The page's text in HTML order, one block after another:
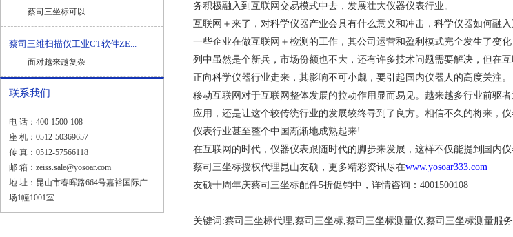
蔡司三坐标可以
蔡司三维扫描仪工业CT软件ZE...
面对越来越复杂
联系我们
电 话：400-1500-108
座 机：0512-50369657
传 真：0512-57566118
邮 箱：zeiss.sale@yosoar.com
地 址：昆山市春晖路664号嘉裕国际广
场1幢1001室
务积极融入到互联网交易模式中去，发展壮大仪器仪表行业。
互联网＋来了，对科学仪器产业会具有什么意义和冲击，科学仪器如何融
一些企业在做互联网＋检测的工作，其公司运营和盈利模式完全发生了变
列中虽然是个新兵，市场份额也不大，还有许多技术问题需要解决，但在
正向科学仪器行业走来，其影响不可小觑，要引起国内仪器人的高度关注。
移动互联网对于互联网整体发展的拉动作用显而易见。越来越多行业前驱
应用，还是让这个较传统行业的发展较终寻到了良方。相信不久的将来，
仪表行业甚至整个中国渐渐地成熟起来!
在互联网的时代，仪器仪表跟随时代的脚步来发展，这样不仅能提到国内
蔡司三坐标授权代理昆山友硕，更多精彩资讯尽在www.yosoar333.com
友硕十周年庆蔡司三坐标配件5折促销中，详情咨询：4001500108
关键词:蔡司三坐标代理,蔡司三坐标,蔡司三坐标测量仪,蔡司三坐标测量服务